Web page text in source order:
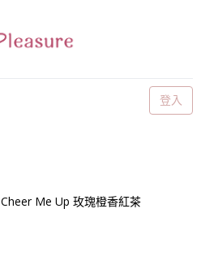
登入
Cheer Me Up 玫瑰橙香紅茶